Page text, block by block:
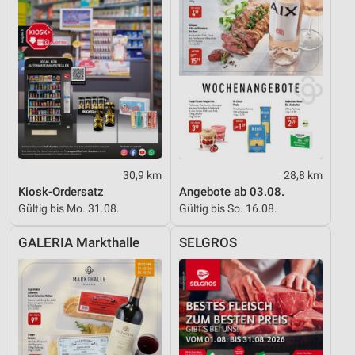
30,9 km
Kiosk-Ordersatz
Gültig bis Mo. 31.08.
28,8 km
Angebote ab 03.08.
Gültig bis So. 16.08.
GALERIA Markthalle SELGROS
Quellen
Entwicklung und Verbesserung der Angebote
Verwendung reduzierter Daten zur Auswahl von
Inhalten
IAB-Besonderheiten:
Verwendung genauer Standortdaten
Geräte anhand von aktiv angeforderten
Informationen identifizieren
Nicht-IAB-Verarbeitungszwecke:
Performance
Funktional
Werbung